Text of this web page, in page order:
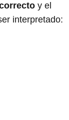
y el
interpretado: